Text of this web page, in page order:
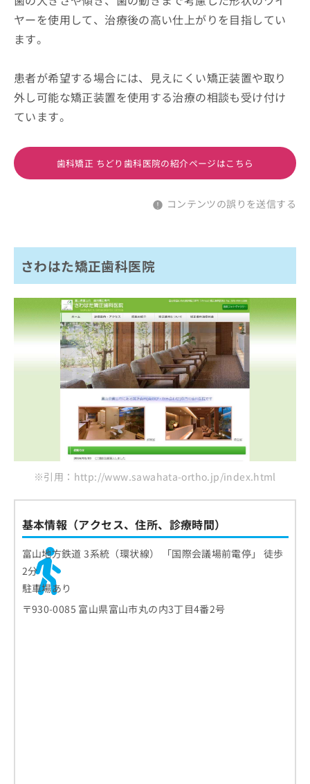
ヤーを使用して、治療後の高い仕上がりを目指してい
ます。
患者が希望する場合には、見えにくい矯正装置や取り
外し可能な矯正装置を使用する治療の相談も受け付け
ています。
歯科矯正 ちどり歯科医院の紹介ページはこちら
コンテンツの誤りを送信する
さわはた矯正歯科医院
※引用：http://www.sawahata-ortho.jp/index.html
基本情報（アクセス、住所、診療時間）
富山地方鉄道 3系統（環状線） 「国際会議場前電停」 徒歩
2分
駐車場あり
〒930-0085 富山県富山市丸の内3丁目4番2号